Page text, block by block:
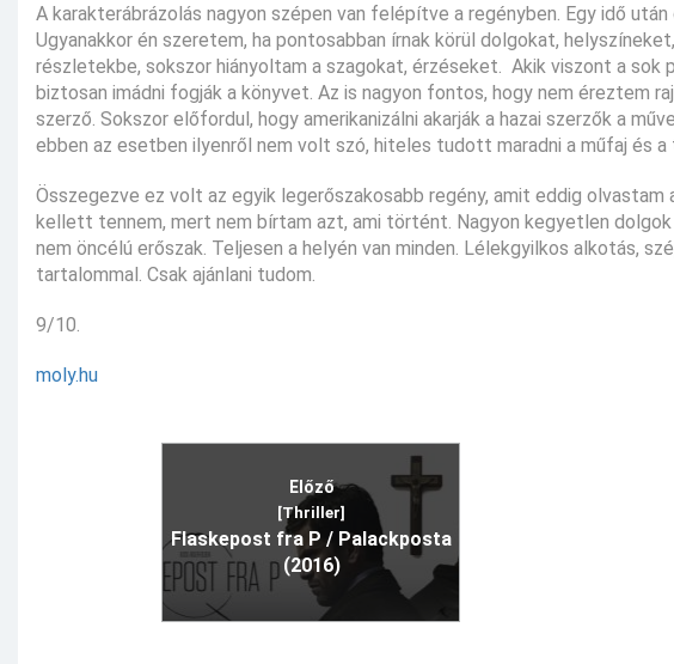
A karakterábrázolás nagyon szépen van felépítve a regényben. Egy idő
Ugyanakkor én szeretem, ha pontosabban írnak körül dolgokat,
részletekbe, sokszor hiányoltam a szagokat, érzéseket. Akik viszont a
biztosan imádni fogják a könyvet. Az is nagyon fontos, hogy nem éreztem
szerző. Sokszor előfordul, hogy amerikanizálni akarják a hazai szerzők a
ebben az esetben ilyenről nem volt szó, hiteles tudott maradni a műfaj és a
Összegezve ez volt az egyik legerőszakosabb regény, amit eddig
kellett tennem, mert nem bírtam azt, ami történt. Nagyon kegyetlen
nem öncélú erőszak. Teljesen a helyén van minden. Lélekgyilkos alkotás,
tartalommal. Csak ajánlani tudom.
9/10.
moly.hu
Előző
[Thriller]
Flaskepost fra P / Palackposta
(2016)